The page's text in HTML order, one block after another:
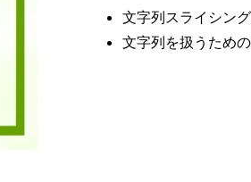
文字列スライシング
文字列を扱うため